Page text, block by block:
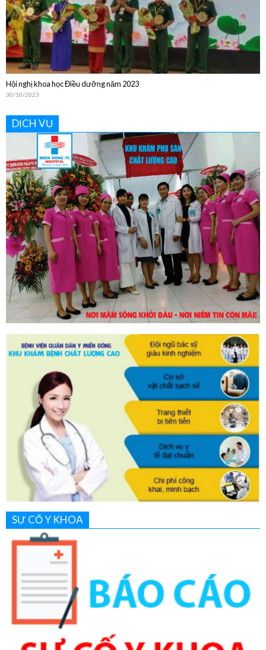
Hội nghị khoa học Điều dưỡng năm 2023
30/10/2023
DỊCH VỤ
SỰ CỐ Y KHOA